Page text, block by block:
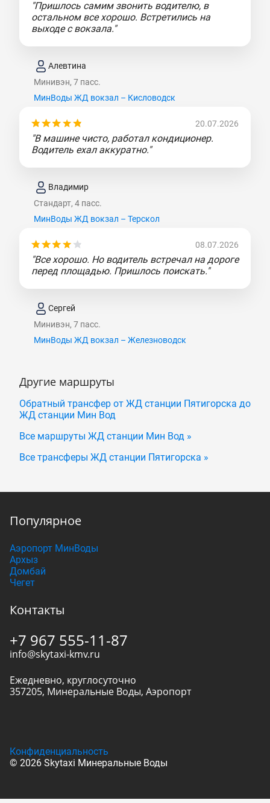
"Пришлось самим звонить водителю, в
остальном все хорошо. Встретились на
выходе с вокзала."
Алевтина
Минивэн, 7 пасс.
МинВоды ЖД вокзал – Кисловодск
20.07.2026
"В машине чисто, работал кондиционер.
Водитель ехал аккуратно."
Владимир
Стандарт, 4 пасс.
МинВоды ЖД вокзал – Терскол
08.07.2026
"Все хорошо. Но водитель встречал на дороге
перед площадью. Пришлось поискать."
Сергей
Минивэн, 7 пасс.
МинВоды ЖД вокзал – Железноводск
Другие маршруты
Обратный трансфер от ЖД станции Пятигорска до
ЖД станции Мин Вод
Все маршруты ЖД станции Мин Вод »
Все трансферы ЖД станции Пятигорска »
Популярное
Аэропорт МинВоды
Архыз
Домбай
Чегет
Контакты
+7 967 555-11-87
info@skytaxi-kmv.ru
Ежедневно, круглосуточно
357205, Минеральные Воды, Аэропорт
© 2026 Skytaxi Минеральные Воды
Конфиденциальность